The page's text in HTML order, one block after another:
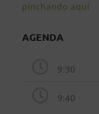
pinchando aquí
AGENDA
9:30
9:40